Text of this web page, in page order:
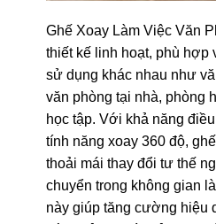
Ghế Xoay Làm Việc Văn
thiết kế linh hoạt, phù hợp
sử dụng khác nhau như
văn phòng tại nhà, phòng
học tập. Với khả năng
tính năng xoay 360 độ,
thoải mái thay đổi tư thế
chuyển trong không gian
này giúp tăng cường hiệu